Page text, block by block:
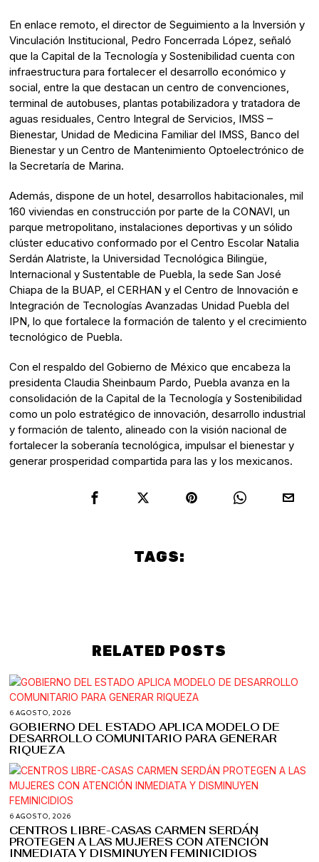
En enlace remoto, el director de Seguimiento a la Inversión y
Vinculación Institucional, Pedro Foncerrada López, señaló
que la Capital de la Tecnología y Sostenibilidad cuenta con
infraestructura para fortalecer el desarrollo económico y
social, entre la que destacan un centro de convenciones,
terminal de autobuses, plantas potabilizadora y tratadora de
aguas residuales, Centro Integral de Servicios, IMSS –
Bienestar, Unidad de Medicina Familiar del IMSS, Banco del
Bienestar y un Centro de Mantenimiento Optoelectrónico de
la Secretaría de Marina.
Además, dispone de un hotel, desarrollos habitacionales, mil
160 viviendas en construcción por parte de la CONAVI, un
parque metropolitano, instalaciones deportivas y un sólido
clúster educativo conformado por el Centro Escolar Natalia
Serdán Alatriste, la Universidad Tecnológica Bilingüe,
Internacional y Sustentable de Puebla, la sede San José
Chiapa de la BUAP, el CERHAN y el Centro de Innovación e
Integración de Tecnologías Avanzadas Unidad Puebla del
IPN, lo que fortalece la formación de talento y el crecimiento
tecnológico de Puebla.
Con el respaldo del Gobierno de México que encabeza la
presidenta Claudia Sheinbaum Pardo, Puebla avanza en la
consolidación de la Capital de la Tecnología y Sostenibilidad
como un polo estratégico de innovación, desarrollo industrial
y formación de talento, alineado con la visión nacional de
fortalecer la soberanía tecnológica, impulsar el bienestar y
generar prosperidad compartida para las y los mexicanos.
TAGS:
RELATED POSTS
6 AGOSTO, 2026
GOBIERNO DEL ESTADO APLICA MODELO DE
DESARROLLO COMUNITARIO PARA GENERAR
RIQUEZA
6 AGOSTO, 2026
CENTROS LIBRE-CASAS CARMEN SERDÁN
PROTEGEN A LAS MUJERES CON ATENCIÓN
INMEDIATA Y DISMINUYEN FEMINICIDIOS